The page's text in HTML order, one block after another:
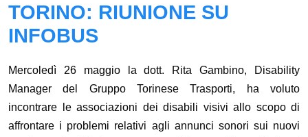
TORINO: RIUNIONE SU
INFOBUS
Mercoledì 26 maggio la dott. Rita Gambino, Disability
Manager del Gruppo Torinese Trasporti, ha voluto
incontrare le associazioni dei disabili visivi allo scopo di
affrontare i problemi relativi agli annunci sonori sui nuovi